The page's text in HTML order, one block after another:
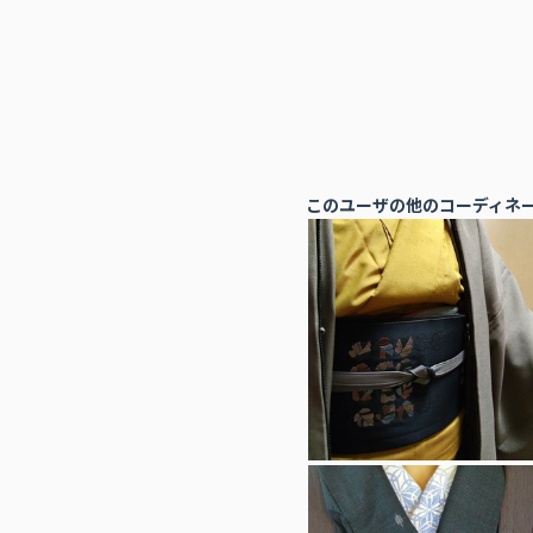
このユーザの他のコーディネ